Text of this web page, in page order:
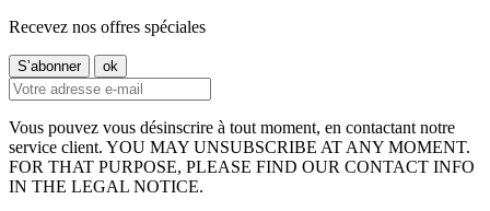
Recevez nos offres spéciales
Vous pouvez vous désinscrire à tout moment, en contactant notre
service client. YOU MAY UNSUBSCRIBE AT ANY MOMENT.
FOR THAT PURPOSE, PLEASE FIND OUR CONTACT INFO
IN THE LEGAL NOTICE.